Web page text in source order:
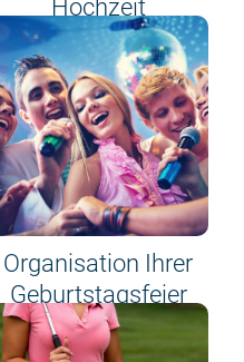
Hochzeit
Organisation Ihrer
Geburtstagsfeier